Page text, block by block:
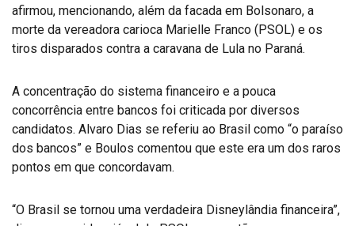
afirmou, mencionando, além da facada em Bolsonaro, a
morte da vereadora carioca Marielle Franco (PSOL) e os
tiros disparados contra a caravana de Lula no Paraná.
A concentração do sistema financeiro e a pouca
concorrência entre bancos foi criticada por diversos
candidatos. Alvaro Dias se referiu ao Brasil como “o paraíso
dos bancos” e Boulos comentou que este era um dos raros
pontos em que concordavam.
“O Brasil se tornou uma verdadeira Disneylândia financeira”,